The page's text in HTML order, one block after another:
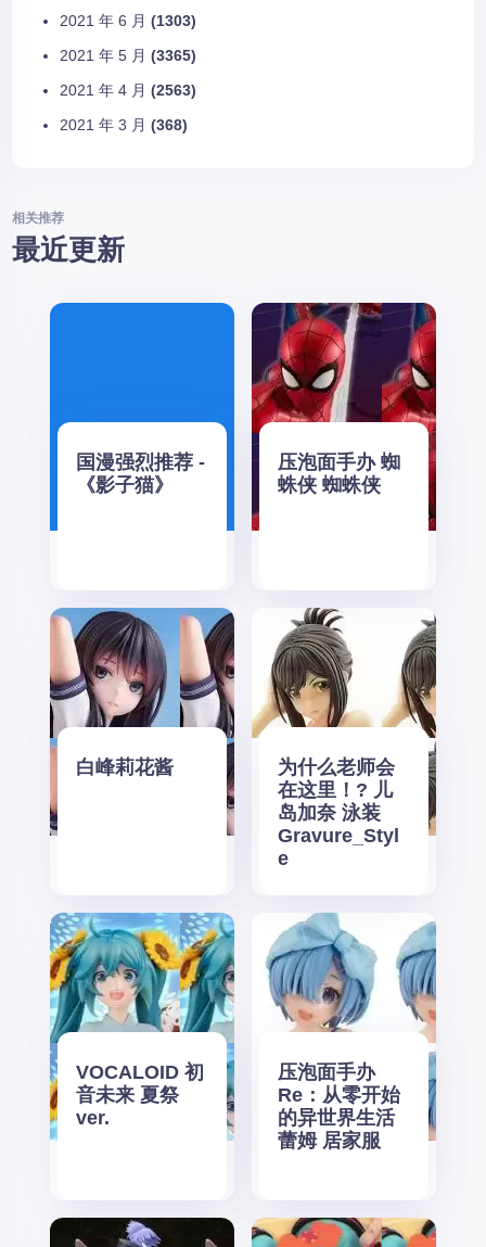
2021 年 6 月 (1303)
2021 年 5 月 (3365)
2021 年 4 月 (2563)
2021 年 3 月 (368)
相关推荐
最近更新
国漫强烈推荐 -
《影子猫》
压泡面手办 蜘
蛛侠 蜘蛛侠
白峰莉花酱
为什么老师会
在这里！? 儿
岛加奈 泳装
Gravure_Styl
e
VOCALOID 初
音未来 夏祭
ver.
压泡面手办
Re：从零开始
的异世界生活
蕾姆 居家服